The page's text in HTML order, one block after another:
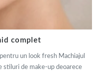
complet
un look fresh Machiajul
stiluri de make-up deoarece